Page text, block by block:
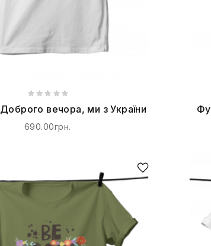
Футболка Доброго вечора, ми з України
690.00грн.